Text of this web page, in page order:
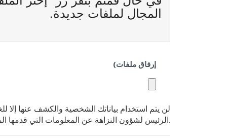
المجال لملفات جديدة.
إرفاق ملفات)
لن يتم استخدام بياناتك الشخصية والكشف عنها
الرئيس لشؤون النزاهة عن المعلومات التي قدمها المشتكون والتي قد تكشف عن هويتهم لأي طرف خارج وحدات البنك الدولي المسؤولة دون موافقة أصحاب الشكوى.